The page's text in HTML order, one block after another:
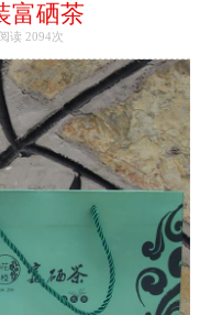
富硒茶
读 2094次